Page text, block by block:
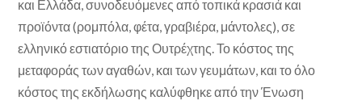
και Ελλάδα, συνοδευόμενες από τοπικά κρασιά και
προϊόντα (ρομπόλα, φέτα, γραβιέρα, μάντολες), σε
ελληνικό εστιατόριο της Ουτρέχτης. Το κόστος της
μεταφοράς των αγαθών, και των γευμάτων, και το όλο
κόστος της εκδήλωσης καλύφθηκε από την Ένωση